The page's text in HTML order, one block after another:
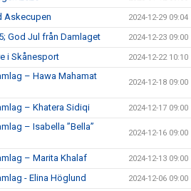
Askecupen 2024-12-29 09:04
God Jul från Damlaget 2024-12-23 09:00
i Skånesport 2024-12-22 10:10
– Hawa Mahamat
2024-12-18 09:00
– Khatera Sidiqi 2024-12-17 09:00
– Isabella ”Bella”
2024-12-16 09:00
– Marita Khalaf 2024-12-13 09:00
- Elina Höglund 2024-12-06 09:00